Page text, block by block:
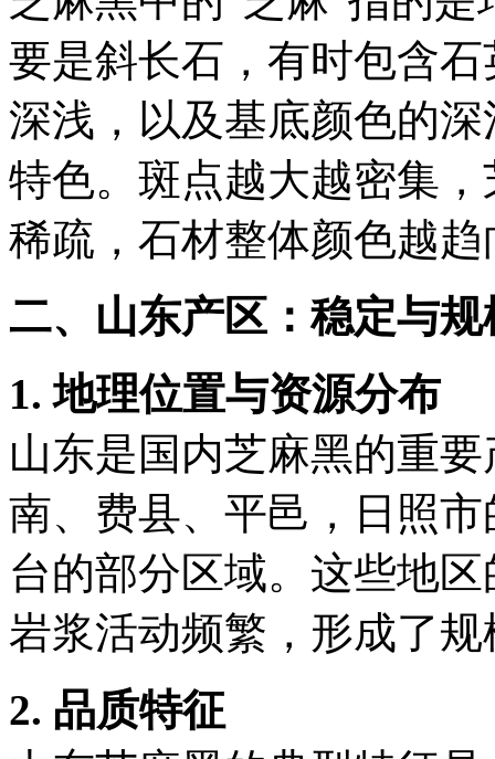
要是斜长石，有时包含
深浅，以及基底颜色的
特色。斑点越大越密集
稀疏，石材整体颜色越
二、山东产区：稳定与
1. 地理位置与资源分布
山东是国内芝麻黑的重
南、费县、平邑，日照
台的部分区域。这些地
岩浆活动频繁，形成了
2. 品质特征